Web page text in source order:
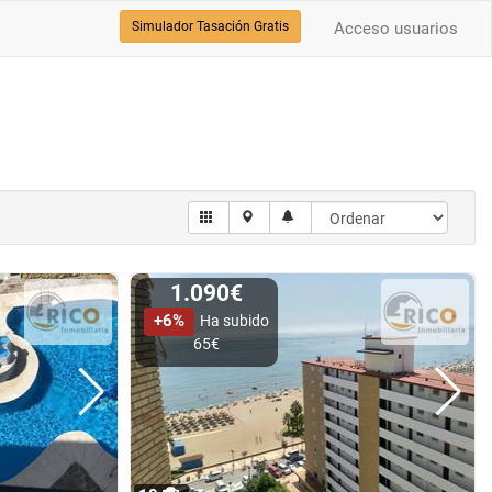
Acceso usuarios
Simulador Tasación Gratis
1.090€
+6%
Ha subido
65€